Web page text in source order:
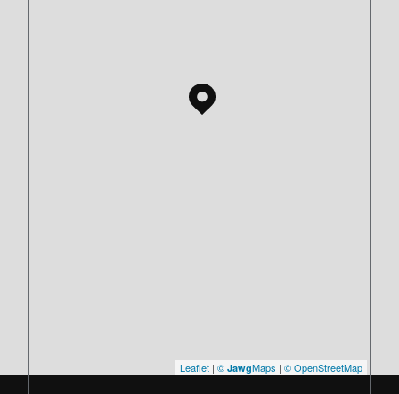
Leaflet | © JawgMaps | © OpenStreetMap